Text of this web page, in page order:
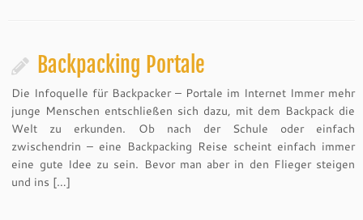
Backpacking Portale
Die Infoquelle für Backpacker – Portale im Internet Immer mehr
junge Menschen entschließen sich dazu, mit dem Backpack die
Welt zu erkunden. Ob nach der Schule oder einfach
zwischendrin – eine Backpacking Reise scheint einfach immer
eine gute Idee zu sein. Bevor man aber in den Flieger steigen
und ins […]